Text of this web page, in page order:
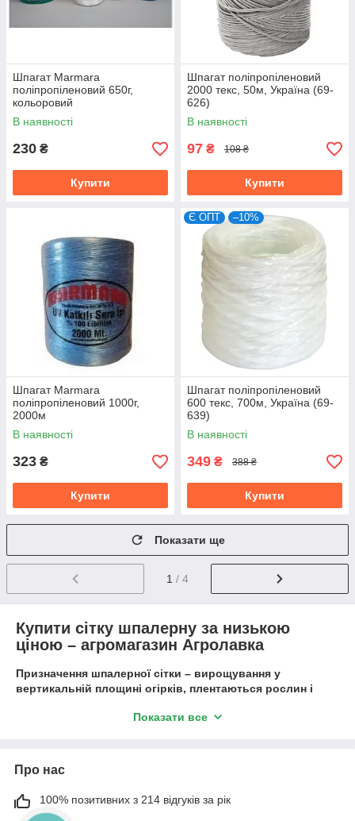
Шпагат Marmara
поліпропіленовий 650г,
кольоровий
В наявності
230 ₴
Купити
Шпагат поліпропіленовий
2000 текс, 50м, Україна (69-
626)
В наявності
97 ₴ 108 ₴
Купити
Шпагат Marmara
поліпропіленовий 1000г,
2000м
В наявності
323 ₴
Купити
Є ОПТ –10%
Шпагат поліпропіленовий
600 текс, 700м, Україна (69-
639)
В наявності
349 ₴ 388 ₴
Купити
Показати ще
1 / 4
Купити сітку шпалерну за низькою
ціною – агромагазин Агролавка
Призначення шпалерної сітки – вирощування у
вертикальній площині огірків, плентаються рослин і
ділянок, дач, малих фермерських господарств. Купити
краще висвітлюються і провітрюються. За
підрахунками, це збільшує врожайність культур на
Показати все
Про нас
100% позитивних з 214 відгуків за рік